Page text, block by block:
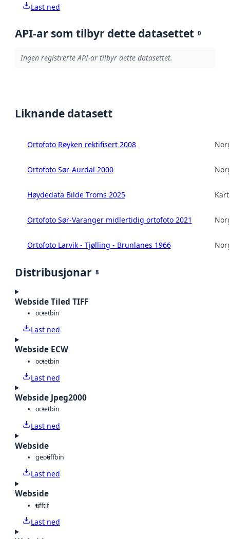
Last ned
API-ar som tilbyr dette datasettet 0
Ingen registrerte API-ar tilbyr dette datasettet.
Liknande datasett
Ortofoto Røyken rektifisert 2008
Ortofoto Sør-Aurdal 2000
Høydedata Bilde Troms 2025
Ortofoto Sør-Varanger midlertidig ortofoto 2021
Ortofoto Larvik - Tjølling - Brunlanes 1966
Distribusjonar 8
Webside Tiled TIFF
octetbin
Last ned
Webside ECW
octetbin
Last ned
Webside Jpeg2000
octetbin
Last ned
Webside
geotiffbin
Last ned
Webside
tifftif
Last ned